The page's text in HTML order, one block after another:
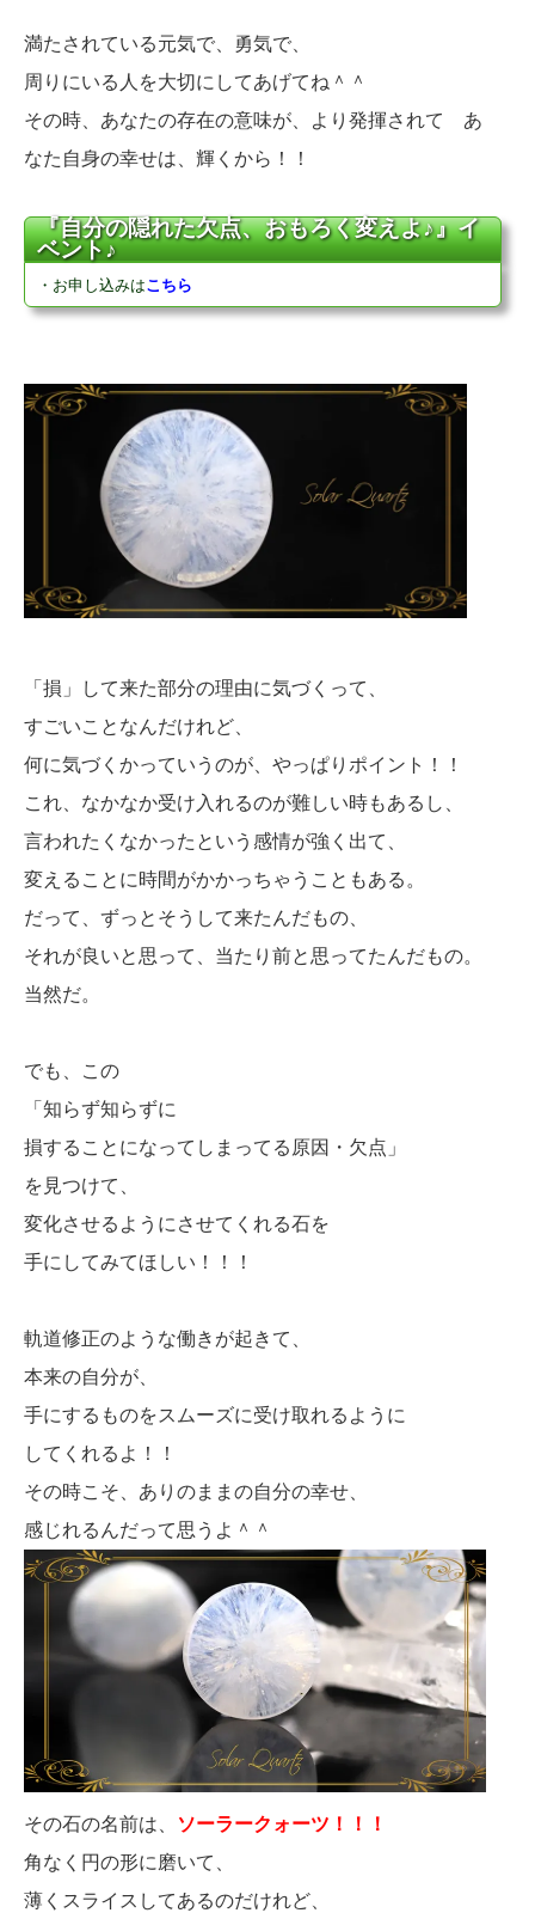
満たされている元気で、勇気で、
周りにいる人を大切にしてあげてね＾＾
その時、あなたの存在の意味が、より発揮されて あ
なた自身の幸せは、輝くから！！
『自分の隠れた欠点、おもろく変えよ♪』イ
ベント♪
・お申し込みはこちら
「損」して来た部分の理由に気づくって、
すごいことなんだけれど、
何に気づくかっていうのが、やっぱりポイント！！
これ、なかなか受け入れるのが難しい時もあるし、
言われたくなかったという感情が強く出て、
変えることに時間がかかっちゃうこともある。
だって、ずっとそうして来たんだもの、
それが良いと思って、当たり前と思ってたんだもの。
当然だ。
でも、この
「知らず知らずに
損することになってしまってる原因・欠点」
を見つけて、
変化させるようにさせてくれる石を
手にしてみてほしい！！！
軌道修正のような働きが起きて、
本来の自分が、
手にするものをスムーズに受け取れるように
してくれるよ！！
その時こそ、ありのままの自分の幸せ、
感じれるんだって思うよ＾＾
その石の名前は、
ソーラークォーツ！！！
角なく円の形に磨いて、
薄くスライスしてあるのだけれど、